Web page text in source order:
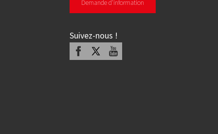
Demande d'information
Suivez-nous !
Facebook Youtube